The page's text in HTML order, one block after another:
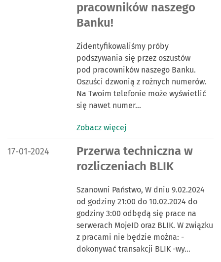
pracowników naszego
Banku!
Zidentyfikowaliśmy próby
podszywania się przez oszustów
pod pracowników naszego Banku.
Oszuści dzwonią z rożnych numerów.
Na Twoim telefonie może wyświetlić
się nawet numer…
Zobacz więcej
DATA PUBLIKACJI:
17-01-2024
Przerwa techniczna w
rozliczeniach BLIK
Szanowni Państwo, W dniu 9.02.2024
od godziny 21:00 do 10.02.2024 do
godziny 3:00 odbędą się prace na
serwerach MojeID oraz BLIK. W związku
z pracami nie będzie można: -
dokonywać transakcji BLIK -wy…